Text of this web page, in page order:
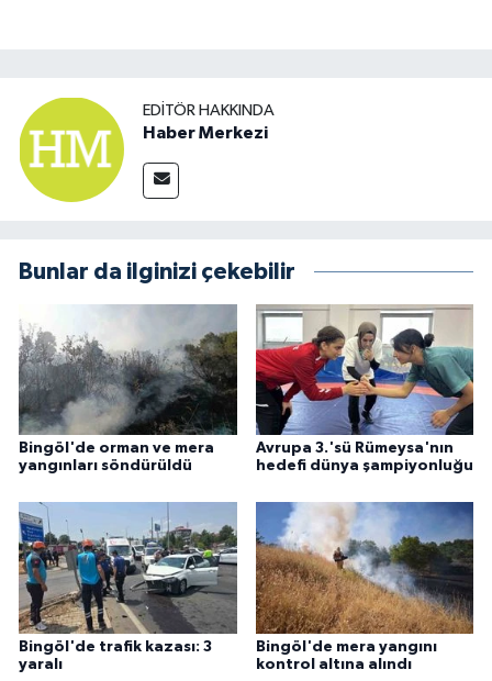
EDITÖR HAKKINDA
Haber Merkezi
Bunlar da ilginizi çekebilir
Bingöl'de orman ve mera
yangınları söndürüldü
Avrupa 3.'sü Rümeysa'nın
hedefi dünya şampiyonluğu
Bingöl'de trafik kazası: 3
yaralı
Bingöl'de mera yangını
kontrol altına alındı